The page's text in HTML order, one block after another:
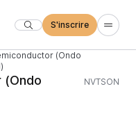
S'inscrire
(Ondo
(Ondo
NVTSON